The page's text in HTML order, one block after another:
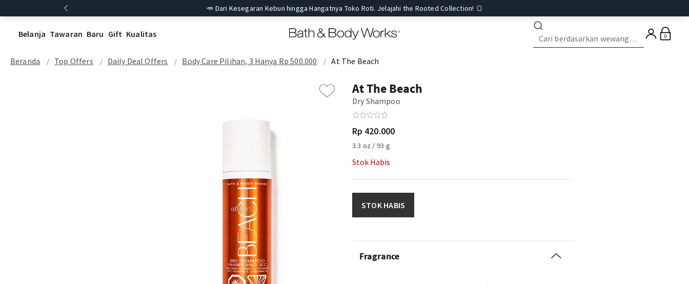
🥕 Dari Kesegaran Kebun hingga Hangatnya Toko Roti. Jelajahi the Rooted Collection! 🍞
Belanja Tawaran Baru Gift Kualitas 0
Beranda Top Offers Daily Deal Offers Body Care Pilihan, 3 Hanya Rp 500.000 At The Beach
At The Beach
Dry Shampoo
Rp 420.000
3.3 oz / 93 g
Stok Habis
STOK HABIS
Fragrance